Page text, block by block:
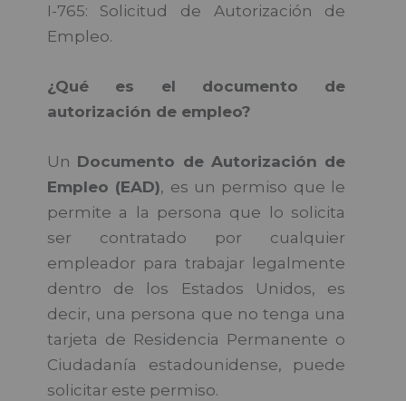
I-765: Solicitud de Autorización de
Empleo.
¿Qué es el documento de
autorización de empleo?
Un Documento de Autorización de
Empleo (EAD), es un permiso que le
permite a la persona que lo solicita
ser contratado por cualquier
empleador para trabajar legalmente
dentro de los Estados Unidos, es
decir, una persona que no tenga una
tarjeta de Residencia Permanente o
Ciudadanía estadounidense, puede
solicitar este permiso.